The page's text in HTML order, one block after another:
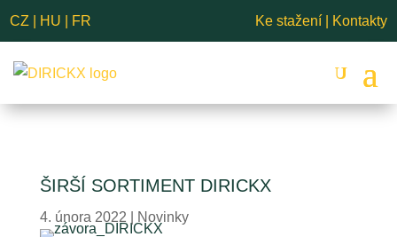
CZ HU FR Ke stažení Kontakty
ŠIRŠÍ SORTIMENT DIRICKX
4. února 2022 Novinky